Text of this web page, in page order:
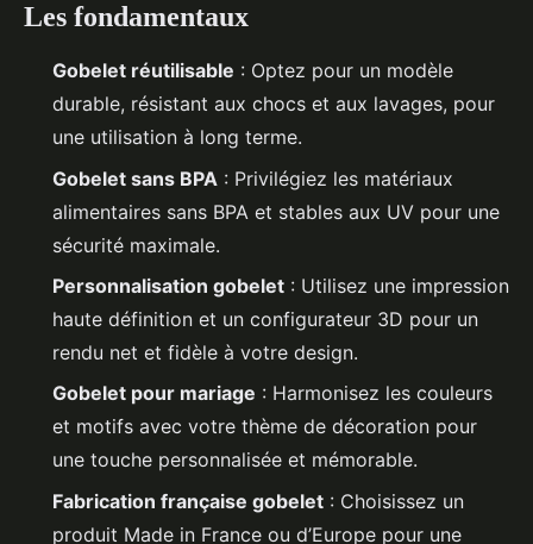
Les fondamentaux
Gobelet réutilisable : Optez pour un modèle
durable, résistant aux chocs et aux lavages, pour
une utilisation à long terme.
Gobelet sans BPA : Privilégiez les matériaux
alimentaires sans BPA et stables aux UV pour une
sécurité maximale.
Personnalisation gobelet : Utilisez une impression
haute définition et un configurateur 3D pour un
rendu net et fidèle à votre design.
Gobelet pour mariage : Harmonisez les couleurs
et motifs avec votre thème de décoration pour
une touche personnalisée et mémorable.
Fabrication française gobelet : Choisissez un
produit Made in France ou d’Europe pour une